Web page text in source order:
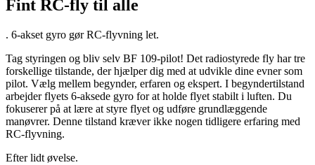
Fint RC-fly til alle
. 6-akset gyro gør RC-flyvning let.
Tag styringen og bliv selv BF 109-pilot! Det radiostyrede fly har tre
forskellige tilstande, der hjælper dig med at udvikle dine evner som
pilot. Vælg mellem begynder, erfaren og ekspert. I begyndertilstand
arbejder flyets 6-aksede gyro for at holde flyet stabilt i luften. Du
fokuserer på at lære at styre flyet og udføre grundlæggende
manøvrer. Denne tilstand kræver ikke nogen tidligere erfaring med
RC-flyvning.
Efter lidt øvelse.